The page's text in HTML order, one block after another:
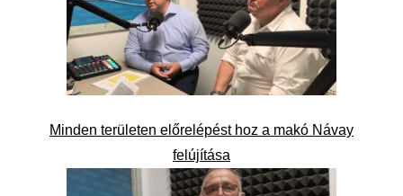
Minden területen előrelépést hoz a makó Návay
felújítása